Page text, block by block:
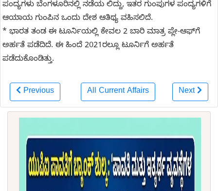
ಪಂದ್ಯಗಳು ಬೆಂಗಳೂರಿನಲ್ಲಿ ನಡೆಯ ಲಿದ್ದು, ಇತರ ಗುಂಪುಗಳ ಪಂದ್ಯಗಳಿಗೆ
ಆಯಾಯ ಗುಂಪಿನ ಒಂದು ದೇಶ ಆತಿಥ್ಯ ವಹಿಸಲಿದೆ.
* ಭಾರತ ತಂಡ ಈ ಟೂರ್ನಿಯಲ್ಲಿ ಕೇವಲ 2 ಬಾರಿ ಮಾತ್ರ ಪ್ಲೇ-ಆಫ್‌ಗೆ
ಅರ್ಹತೆ ಪಡೆದಿದೆ. ಈ ಹಿಂದೆ 2021ರಲ್ಲೂ ಟೂರ್ನಿಗೆ ಅರ್ಹತೆ
ಪಡೆದುಕೊಂಡಿತ್ತು.
Previous All Current Affairs Next